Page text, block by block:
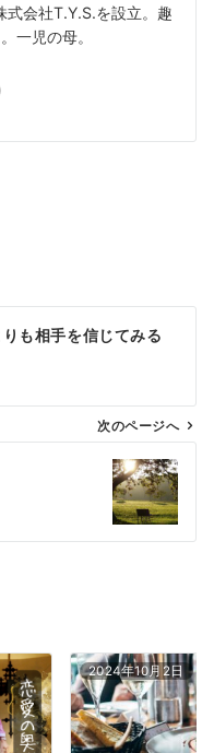
会社T.Y.S.を設立。趣
一児の母。
も相手を信じてみる
次のページへ
2024年10月2日